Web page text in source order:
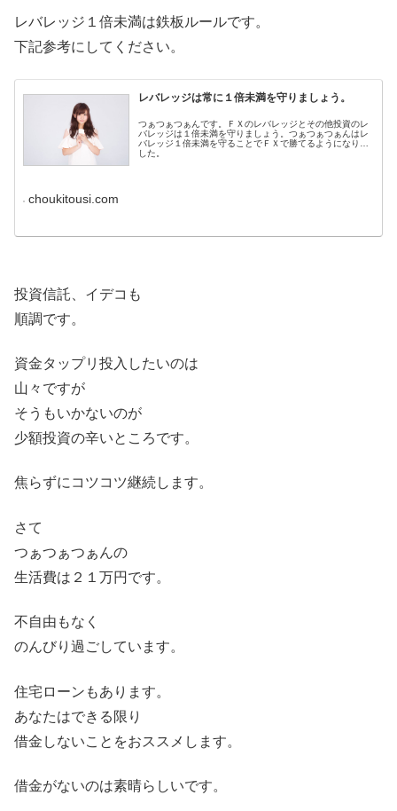
レバレッジ１倍未満は鉄板ルールです。
下記参考にしてください。
レバレッジは常に１倍未満を守りましょう。
つぁつぁつぁんです。ＦＸのレバレッジとその他投資のレ
バレッジは１倍未満を守りましょう。つぁつぁつぁんはレ
バレッジ１倍未満を守ることでＦＸで勝てるようになりま
した。
choukitousi.com
投資信託、イデコも
順調です。
資金タップリ投入したいのは
山々ですが
そうもいかないのが
少額投資の辛いところです。
焦らずにコツコツ継続します。
さて
つぁつぁつぁんの
生活費は２１万円です。
不自由もなく
のんびり過ごしています。
住宅ローンもあります。
あなたはできる限り
借金しないことをおススメします。
借金がないのは素晴らしいです。